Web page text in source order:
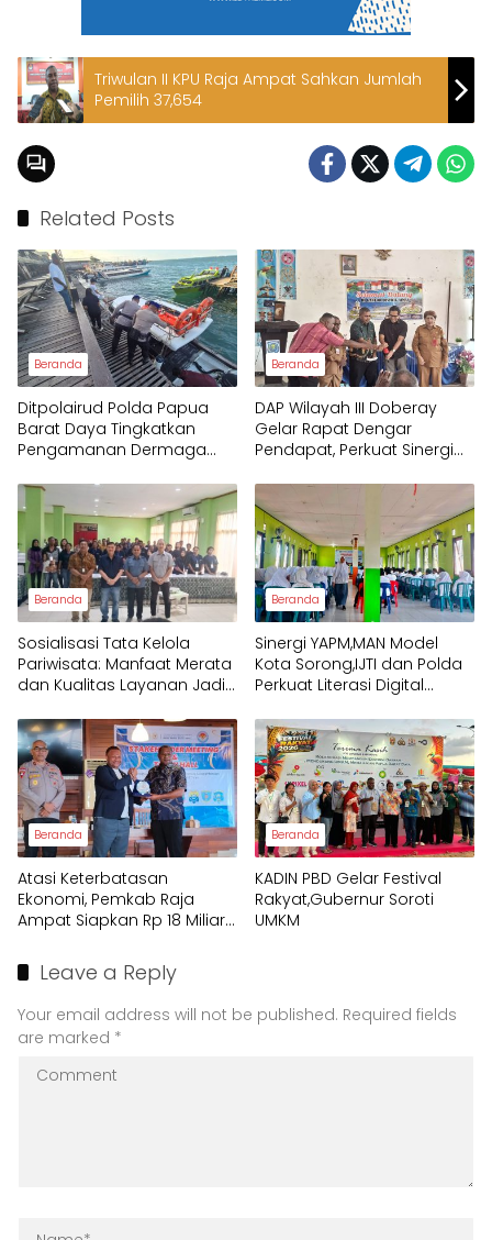
Triwulan II KPU Raja Ampat Sahkan Jumlah
Pemilih 37,654
Related Posts
Beranda
Ditpolairud Polda Papua
Barat Daya Tingkatkan
Pengamanan Dermaga
Beranda
DAP Wilayah III Doberay
Gelar Rapat Dengar
Pendapat, Perkuat Sinergi
Masyarakat Adat
Mengawal Pembangunan
Papua Barat Daya
Beranda
Sosialisasi Tata Kelola
Pariwisata: Manfaat Merata
dan Kualitas Layanan Jadi
Beranda
Sinergi YAPM,MAN Model
Kota Sorong,IJTI dan Polda
Perkuat Literasi Digital
Beranda
Atasi Keterbatasan
Ekonomi, Pemkab Raja
Ampat Siapkan Rp 18 Miliar
2026
Beranda
KADIN PBD Gelar Festival
Rakyat,Gubernur Soroti
UMKM
Leave a Reply
Your email address will not be published. Required fields
are marked *